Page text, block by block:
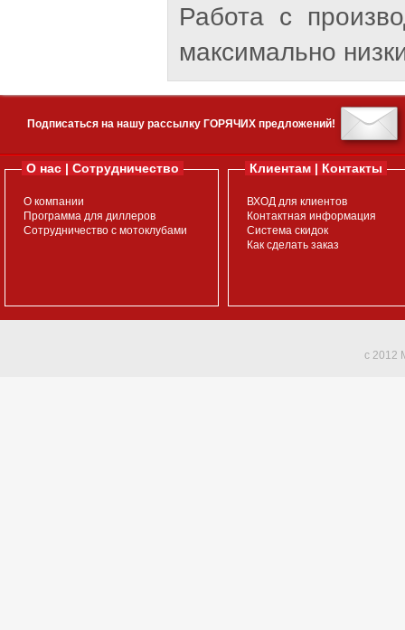
Работа с
максимально
Подписаться на нашу рассылку ГОРЯЧИХ предложений!
О нас | Сотрудничество
О компании
Программа для диллеров
Сотрудничество с мотоклубами
Клиентам | Контакты
ВХОД для клиентов
Контактная информация
Система скидок
Как сделать заказ
c 2012